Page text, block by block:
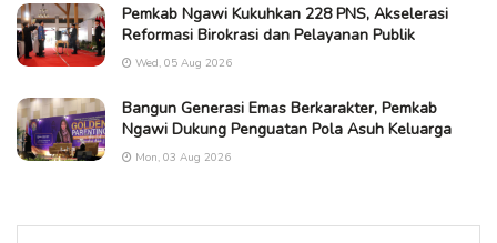
Pemkab Ngawi Kukuhkan 228 PNS, Akselerasi
Reformasi Birokrasi dan Pelayanan Publik
Wed, 05 Aug 2026
Bangun Generasi Emas Berkarakter, Pemkab
Ngawi Dukung Penguatan Pola Asuh Keluarga
Mon, 03 Aug 2026